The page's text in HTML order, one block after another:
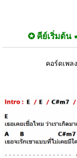
✪ คีย์เริ่มต้น
คอร์ดเพล